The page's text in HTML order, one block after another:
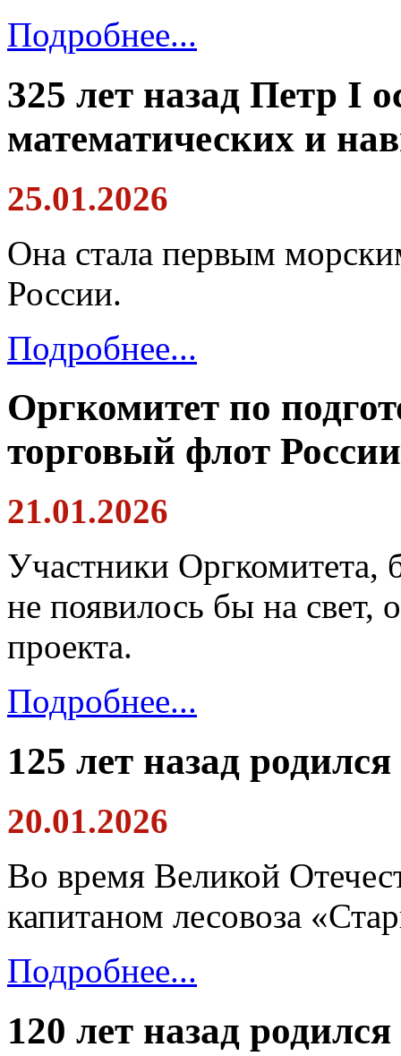
Подробнее...
325 лет назад Петр I
математических и
25.01.2026
Она стала первым
России.
Подробнее...
Оргкомитет по
торговый флот
21.01.2026
Участники Оргкомитета,
не появилось бы на свет,
проекта.
Подробнее...
125 лет назад
20.01.2026
Во время Великой
капитаном лесовоза
Подробнее...
120 лет назад